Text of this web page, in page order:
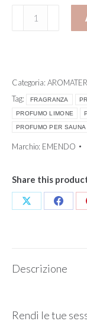
Fragranza
per
e
Mentolo
EMENDO
quantità
Categoria:
Tag:
FRAGRANZA
PROFUMO LIMONE
PROFUMO PER SAUNA
Marchio: EMENDO
Share this
Condividi
Descrizione
Rendi le tue